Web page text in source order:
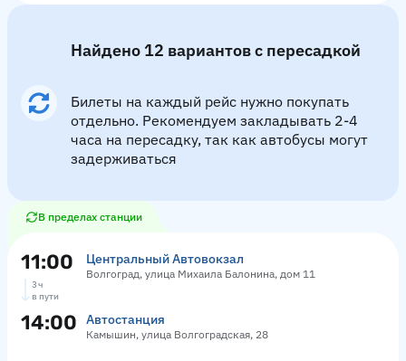
Найдено 12 вариантов с пересадкой
Билеты на каждый рейс нужно покупать
отдельно. Рекомендуем закладывать 2-4
часа на пересадку, так как автобусы могут
задерживаться
В пределах станции
11:00 Центральный Автовокзал
Волгоград, улица Михаила Балонина, дом 11
3 ч
в пути
14:00 Автостанция
Камышин, улица Волгоградская, 28